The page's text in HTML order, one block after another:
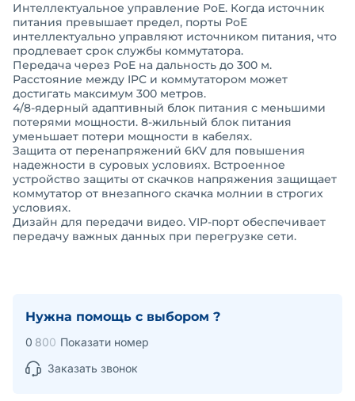
Интеллектуальное управление PoE. Когда источник
питания превышает предел, порты PoE
интеллектуально управляют источником питания, что
продлевает срок службы коммутатора.
Передача через PoE на дальность до 300 м.
Расстояние между IPC и коммутатором может
достигать максимум 300 метров.
4/8-ядерный адаптивный блок питания с меньшими
потерями мощности. 8-жильный блок питания
уменьшает потери мощности в кабелях.
Защита от перенапряжений 6KV для повышения
надежности в суровых условиях. Встроенное
устройство защиты от скачков напряжения защищает
коммутатор от внезапного скачка молнии в строгих
условиях.
Дизайн для передачи видео. VIP-порт обеспечивает
передачу важных данных при перегрузке сети.
Нужна помощь с выбором ?
0 800 Показати номер
Заказать звонок